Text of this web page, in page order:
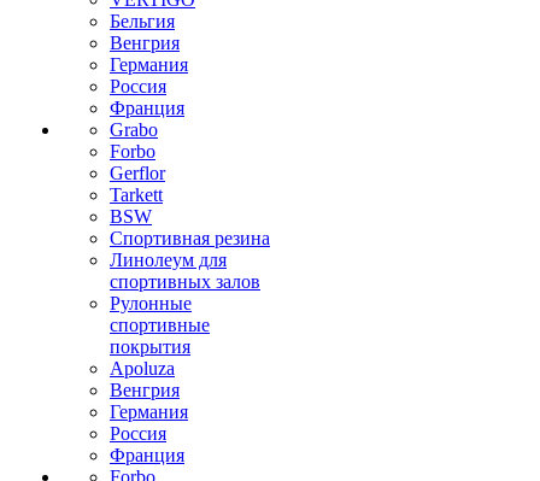
Бельгия
Венгрия
Германия
Россия
Франция
Grabo
Forbo
Gerflor
Tarkett
BSW
Спортивная резина
Линолеум для
спортивных залов
Рулонные
спортивные
покрытия
Apoluza
Венгрия
Германия
Россия
Франция
Forbo